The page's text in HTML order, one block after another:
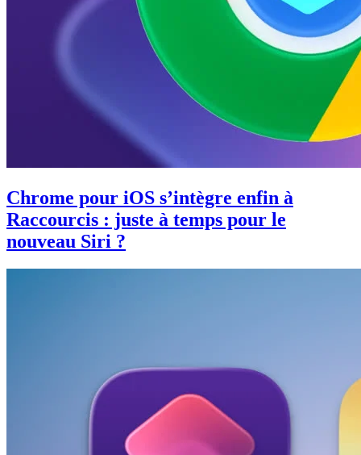
Chrome pour iOS s’intègre enfin à
Raccourcis : juste à temps pour le
nouveau Siri ?